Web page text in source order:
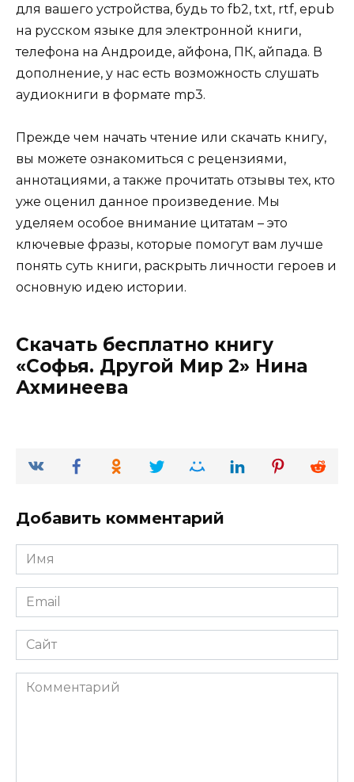
для вашего устройства, будь то fb2, txt, rtf, epub
на русском языке для электронной книги,
телефона на Андроиде, айфона, ПК, айпада. В
дополнение, у нас есть возможность слушать
аудиокниги в формате mp3.
Прежде чем начать чтение или скачать книгу,
вы можете ознакомиться с рецензиями,
аннотациями, а также прочитать отзывы тех, кто
уже оценил данное произведение. Мы
уделяем особое внимание цитатам – это
ключевые фразы, которые помогут вам лучше
понять суть книги, раскрыть личности героев и
основную идею истории.
Скачать бесплатно книгу
«Софья. Другой Мир 2» Нина
Ахминеева
Добавить комментарий
Имя
*
Email
*
Сайт
Комментарий